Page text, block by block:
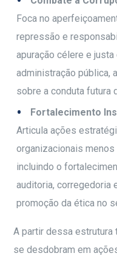
Foca no
repressão e
apuração célere e
administração pública,
sobre a conduta
Fortalecimento
Articula ações
organizacionais
incluindo o
auditoria, corregedoria
promoção da ética no
A partir dessa estrutura
se desdobram em